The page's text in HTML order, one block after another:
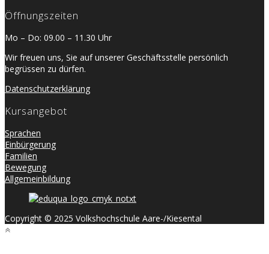
Öffnungszeiten
Mo – Do: 09.00 – 11.30 Uhr
Wir freuen uns, Sie auf unserer Geschäftsstelle persönlich
begrüssen zu dürfen.
Datenschutzerklärung
Kursangebot
Sprachen
Einbürgerung
Familien
Bewegung
Allgemeinbildung
Copyright © 2025 Volkshochschule Aare-/Kiesental